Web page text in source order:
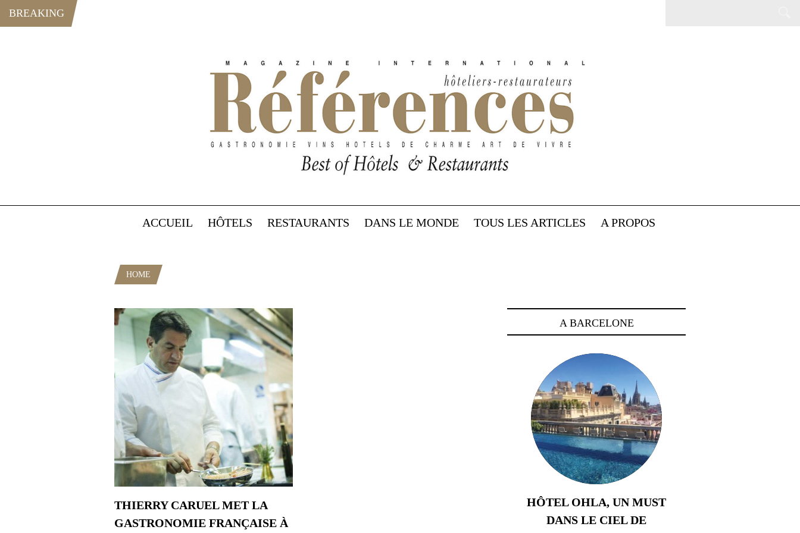
BREAKING
ACCUEIL HÔTELS RESTAURANTS DANS LE MONDE TOUS LES ARTICLES A PROPOS
HOME
THIERRY CARUEL MET LA
GASTRONOMIE FRANÇAISE À
A BARCELONE
HÔTEL OHLA, UN MUST
DANS LE CIEL DE